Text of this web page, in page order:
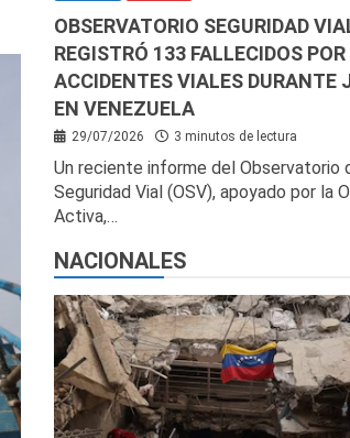
OBSERVATORIO SEGURIDAD
REGISTRÓ 133 FALLECIDOS POR
ACCIDENTES VIALES DURANTE
EN VENEZUELA
29/07/2026 3 minutos de lectura
Un reciente informe del Observatorio
Seguridad Vial (OSV), apoyado por la
Activa,…
NACIONALES